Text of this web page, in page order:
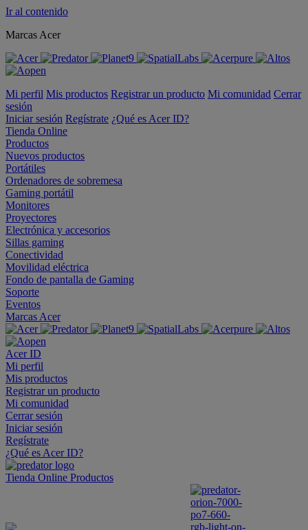
Ir al contenido
Marcas Acer
Mi perfil Mis productos Registrar un producto Mi comunidad Cerrar
sesión
Iniciar sesión Regístrate ¿Qué es Acer ID?
Tienda Online
Productos
Nuevos productos
Portátiles
Ordenadores de sobremesa
Gaming portátil
Monitores
Proyectores
Electrónica y accesorios
Sillas gaming
Conectividad
Movilidad eléctrica
Fondo de pantalla de Gaming
Soporte
Eventos
Marcas Acer
Acer ID
Mi perfil
Mis productos
Registrar un producto
Mi comunidad
Cerrar sesión
Iniciar sesión
Regístrate
¿Qué es Acer ID?
Tienda Online Productos